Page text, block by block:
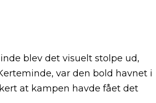
blev det visuelt stolpe ud,
var den bold havnet i
at kampen havde fået det